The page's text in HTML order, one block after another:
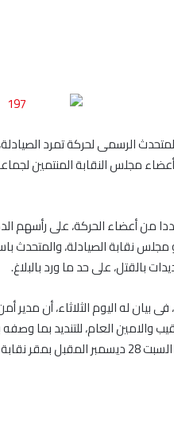
مجلس النقابة المنتمين
من أعضاء الحركة، على رأسهم
بالقتل، على حد ما ورد بالبلاغ.
له اليوم الثلاثاء، أن
العام، للتنديد بما
وهى الوقفة المقرر عقدها السبت 28